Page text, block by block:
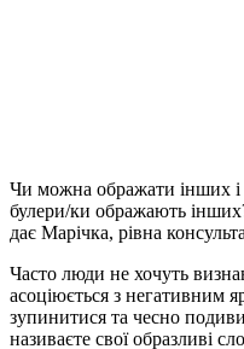
Чи можна ображати інших
булери/ки ображають
дає Марічка, рівна
Часто люди не хочуть
асоціюється з негативним
зупинитися та чесно
називаєте свої образливі